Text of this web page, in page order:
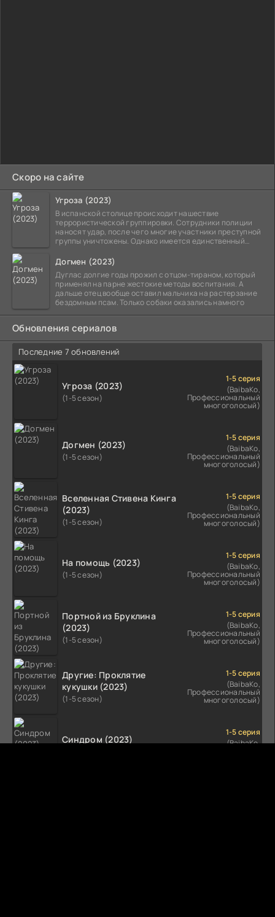
Скоро на сайте
Угроза (2023)
В испанской столице происходит нашествие
террористической группировки. Сотрудники полиции
наносят удар, после чего многие участники преступной
группы уничтожены. Однако имеется единственный
Догмен (2023)
Дуглас долгие годы прожил с отцом-тираном, который
применял на парне жестокие методы воспитания. А
дальше отец вообще оставил мальчика на растерзание
бездомным псам. Только собаки оказались намного
Обновления сериалов
Последние 7 обновлений
Угроза (2023)
(1-5 сезон)
1-5 серия
(BaibaKo,
Профессиональный
многоголосый)
Догмен (2023)
(1-5 сезон)
1-5 серия
(BaibaKo,
Профессиональный
многоголосый)
Вселенная Стивена Кинга
(2023)
(1-5 сезон)
1-5 серия
(BaibaKo,
Профессиональный
многоголосый)
На помощь (2023)
(1-5 сезон)
1-5 серия
(BaibaKo,
Профессиональный
многоголосый)
Портной из Бруклина
(2023)
(1-5 сезон)
1-5 серия
(BaibaKo,
Профессиональный
многоголосый)
Другие: Проклятие
кукушки (2023)
(1-5 сезон)
1-5 серия
(BaibaKo,
Профессиональный
многоголосый)
Синдром (2023)
1-5 серия
(BaibaKo,